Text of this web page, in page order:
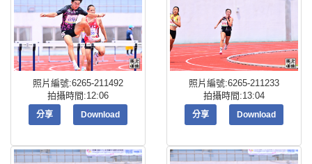
照片編號:6265-211492
拍攝時間:12:06
分享 Download
照片編號:6265-211233
拍攝時間:13:04
分享 Download